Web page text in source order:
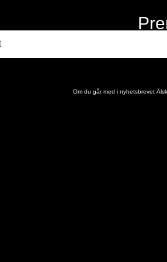
Om du går med i nyhetsbrevet